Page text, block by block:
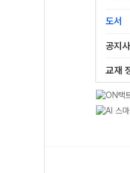
도서
공지
교재